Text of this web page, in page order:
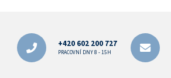
+420 602 200 727
PRACOVNÍ DNY 8 - 15H